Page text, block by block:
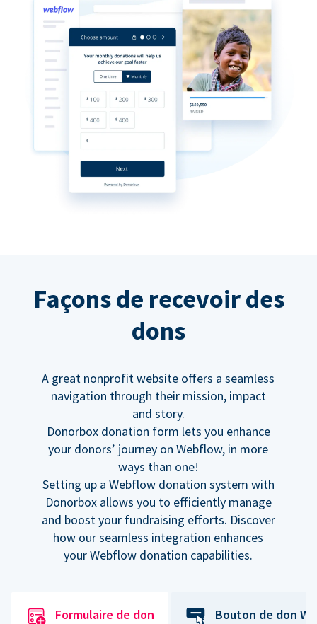
Façons de recevoir des
dons
A great nonprofit website offers a seamless
navigation through their mission, impact
and story.
Donorbox donation form lets you enhance
your donors’ journey on Webflow, in more
ways than one!
Setting up a Webflow donation system with
Donorbox allows you to efficiently manage
and boost your fundraising efforts. Discover
how our seamless integration enhances
your Webflow donation capabilities.
Formulaire de don Bouton de don